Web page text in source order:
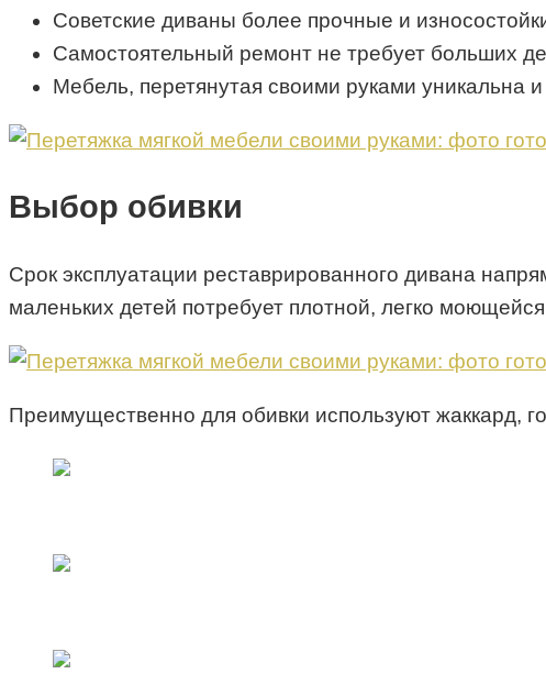
Советские диваны более прочные и
Самостоятельный ремонт не требует больших
Мебель, перетянутая своими руками уникальна
Выбор обивки
Срок эксплуатации реставрированного дивана
маленьких детей потребует плотной, легко
Преимущественно для обивки используют жаккард,